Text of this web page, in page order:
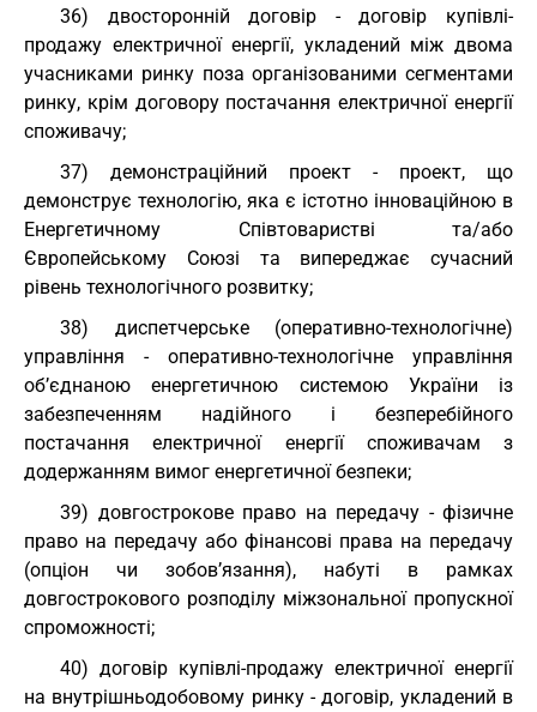
36) двосторонній договір - договір купівлі-
продажу електричної енергії, укладений між двома
учасниками ринку поза організованими сегментами
ринку, крім договору постачання електричної енергії
споживачу;
37) демонстраційний проект - проект, що
демонструє технологію, яка є істотно інноваційною в
Енергетичному Співтоваристві та/або
Європейському Союзі та випереджає сучасний
рівень технологічного розвитку;
38) диспетчерське (оперативно-технологічне)
управління - оперативно-технологічне управління
об’єднаною енергетичною системою України із
забезпеченням надійного і безперебійного
постачання електричної енергії споживачам з
додержанням вимог енергетичної безпеки;
39) довгострокове право на передачу - фізичне
право на передачу або фінансові права на передачу
(опціон чи зобов’язання), набуті в рамках
довгострокового розподілу міжзональної пропускної
спроможності;
40) договір купівлі-продажу електричної енергії
на внутрішньодобовому ринку - договір, укладений в